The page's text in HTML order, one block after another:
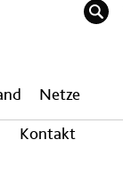
Kontakt
Netze